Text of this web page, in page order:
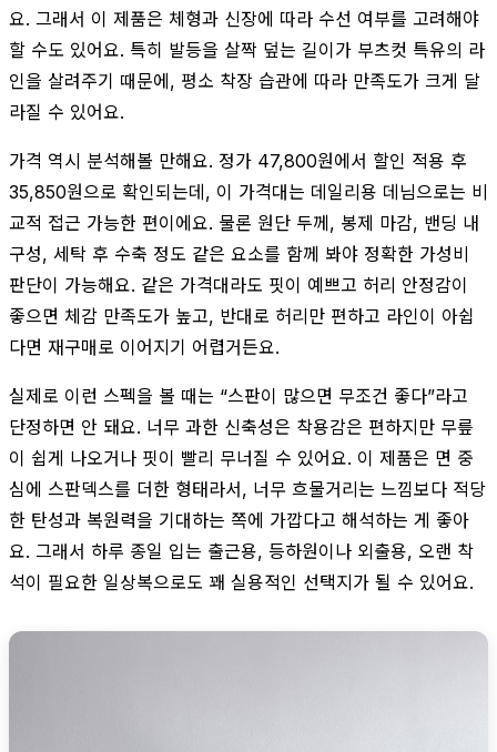
요. 그래서 이 제품은 체형과 신장에 따라 수선 여부를 고려해야
할 수도 있어요. 특히 발등을 살짝 덮는 길이가 부츠컷 특유의 라
인을 살려주기 때문에, 평소 착장 습관에 따라 만족도가 크게 달
라질 수 있어요.
가격 역시 분석해볼 만해요. 정가 47,800원에서 할인 적용 후
35,850원으로 확인되는데, 이 가격대는 데일리용 데님으로는 비
교적 접근 가능한 편이에요. 물론 원단 두께, 봉제 마감, 밴딩 내
구성, 세탁 후 수축 정도 같은 요소를 함께 봐야 정확한 가성비
판단이 가능해요. 같은 가격대라도 핏이 예쁘고 허리 안정감이
좋으면 체감 만족도가 높고, 반대로 허리만 편하고 라인이 아쉽
다면 재구매로 이어지기 어렵거든요.
실제로 이런 스펙을 볼 때는 “스판이 많으면 무조건 좋다”라고
단정하면 안 돼요. 너무 과한 신축성은 착용감은 편하지만 무릎
이 쉽게 나오거나 핏이 빨리 무너질 수 있어요. 이 제품은 면 중
심에 스판덱스를 더한 형태라서, 너무 흐물거리는 느낌보다 적당
한 탄성과 복원력을 기대하는 쪽에 가깝다고 해석하는 게 좋아
요. 그래서 하루 종일 입는 출근용, 등하원이나 외출용, 오랜 착
석이 필요한 일상복으로도 꽤 실용적인 선택지가 될 수 있어요.